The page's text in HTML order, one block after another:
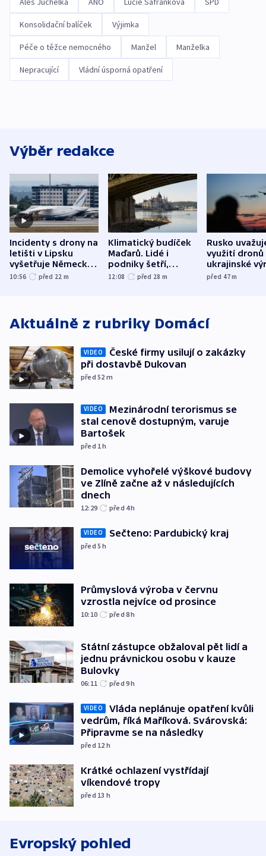
Konsolidační balíček Výjimka
Péče o těžce nemocného Manžel Manželka
Nepracující Vládní úsporná opatření
Výběr redakce
Incidenty s drony na
letišti v Lipsku
vyšetřuje Německo
jako úmyslný pokus
10:56 před 22 m
Klimatický budíček
Maďarů. Lidé i
podniky šetří,
omezuje se doprava
12:08 před 28 m
Rusko
využití dronů
ukrajinské
útokům v
před 47m
Aktuálně z rubriky Domácí
VIDEO
České firmy usilují o zakázky
při dostavbě Dukovan
před 52 m
VIDEO
Mezinárodní terorismus se
stal cenově dostupným, varuje
Bartošek
před 1h
Demolice vyhořelé výškové budovy
ve Zlíně začne až v následujících
dnech
12:29 před 4h
VIDEO Sečteno: Pardubický kraj
před 5h
Průmyslová výroba v červnu
vzrostla nejvíce od prosince
10:10 před 8h
Státní zástupce obžaloval pět lidí a
jednu právnickou osobu v kauze
Bulovky
06:11 před 9h
VIDEO
Vláda neplánuje opatření kvůli
vedrům, říká Maříková. Svárovská:
Připravme se na následky
před 12 h
Krátké ochlazení vystřídají
víkendové tropy
před 13 h
Evropský pohled